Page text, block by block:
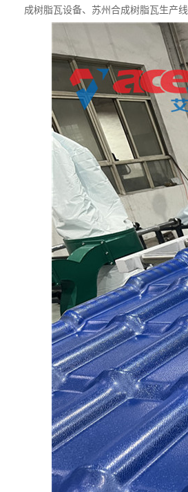
成树脂瓦设备、苏州合成树脂瓦生产线